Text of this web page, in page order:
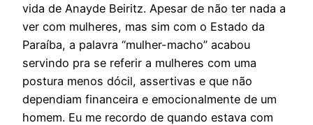
vida de Anayde Beiritz. Apesar de não ter nada a
ver com mulheres, mas sim com o Estado da
Paraíba, a palavra “mulher-macho” acabou
servindo pra se referir a mulheres com uma
postura menos dócil, assertivas e que não
dependiam financeira e emocionalmente de um
homem. Eu me recordo de quando estava com